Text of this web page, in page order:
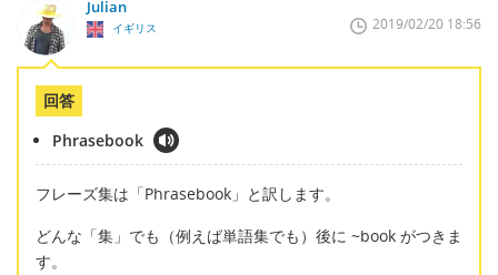
Julian
イギリス 2019/02/20 18:56
回答
Phrasebook
フレーズ集は「Phrasebook」と訳します。
どんな「集」でも（例えば単語集でも）後に ~book がつきま
す。